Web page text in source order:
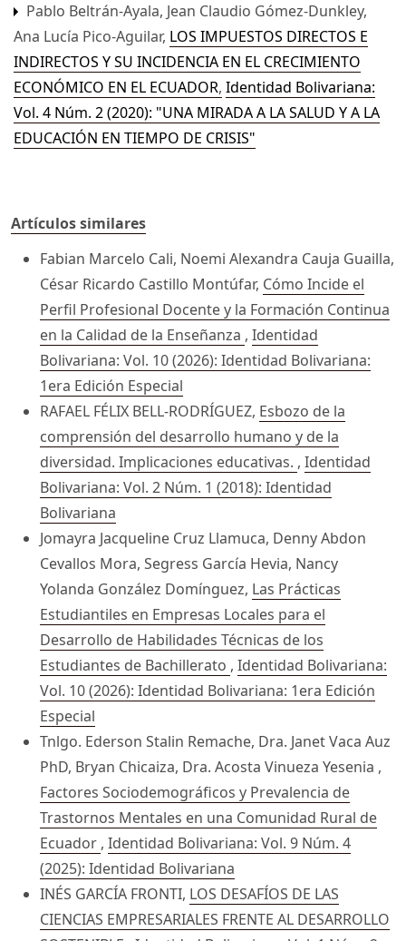
Pablo Beltrán-Ayala, Jean Claudio Gómez-Dunkley,
Ana Lucía Pico-Aguilar, LOS IMPUESTOS DIRECTOS E
INDIRECTOS Y SU INCIDENCIA EN EL CRECIMIENTO
ECONÓMICO EN EL ECUADOR, Identidad Bolivariana:
Vol. 4 Núm. 2 (2020): "UNA MIRADA A LA SALUD Y A LA
EDUCACIÓN EN TIEMPO DE CRISIS"
Artículos similares
Fabian Marcelo Cali, Noemi Alexandra Cauja Guailla,
César Ricardo Castillo Montúfar, Cómo Incide el
Perfil Profesional Docente y la Formación Continua
en la Calidad de la Enseñanza , Identidad
Bolivariana: Vol. 10 (2026): Identidad Bolivariana:
1era Edición Especial
RAFAEL FÉLIX BELL-RODRÍGUEZ, Esbozo de la
comprensión del desarrollo humano y de la
diversidad. Implicaciones educativas. , Identidad
Bolivariana: Vol. 2 Núm. 1 (2018): Identidad
Bolivariana
Jomayra Jacqueline Cruz Llamuca, Denny Abdon
Cevallos Mora, Segress García Hevia, Nancy
Yolanda González Domínguez, Las Prácticas
Estudiantiles en Empresas Locales para el
Desarrollo de Habilidades Técnicas de los
Estudiantes de Bachillerato , Identidad Bolivariana:
Vol. 10 (2026): Identidad Bolivariana: 1era Edición
Especial
Tnlgo. Ederson Stalin Remache, Dra. Janet Vaca Auz
PhD, Bryan Chicaiza, Dra. Acosta Vinueza Yesenia ,
Factores Sociodemográficos y Prevalencia de
Trastornos Mentales en una Comunidad Rural de
Ecuador , Identidad Bolivariana: Vol. 9 Núm. 4
(2025): Identidad Bolivariana
INÉS GARCÍA FRONTI, LOS DESAFÍOS DE LAS
CIENCIAS EMPRESARIALES FRENTE AL DESARROLLO